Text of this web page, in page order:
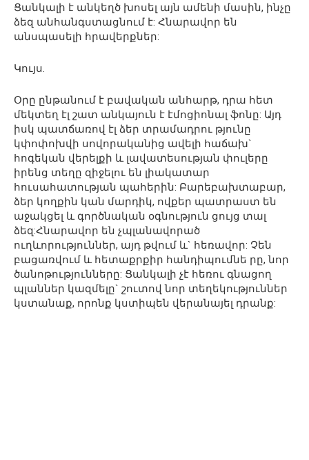
Ցանկալի է անկեղծ խոսել այն ամենի մասին, ինչը
ձեզ անհանգստացնում է: Հնարավոր են
անսպասելի հրավերքներ:
Կույս.
Օրը ընթանում է բավական անհարթ, դրա հետ
մեկտեղ էլ շատ անկայուն է էմոցիոնալ ֆոնը: Այդ
իսկ պատճառով էլ ձեր տրամադրու թյունը
կփոփոխվի սովորականից ավելի հաճախ`
հոգեկան վերելքի և լավատեսության փուլերը
իրենց տեղը զիջելու են լիակատար
հուսահատության պահերին: Բարեբախտաբար,
ձեր կողքին կան մարդիկ, ովքեր պատրաստ են
աջակցել և գործնական օգնություն ցույց տալ
ձեզ:Հնարավոր են չպլանավորած
ուղևորություններ, այդ թվում և` հեռավոր: Չեն
բացառվում և հետաքրքիր հանդիպումնե րը, նոր
ծանոթությունները: Ցանկալի չէ հեռու գնացող
պլաններ կազմելը` շուտով նոր տեղեկություններ
կստանաք, որոնք կստիպեն վերանայել դրանք: